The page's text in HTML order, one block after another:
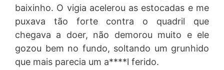
baixinho. O vigia acelerou as estocadas e me
puxava tão forte contra o quadril que
chegava a doer, não demorou muito e ele
gozou bem no fundo, soltando um grunhido
que mais parecia um a****l ferido.